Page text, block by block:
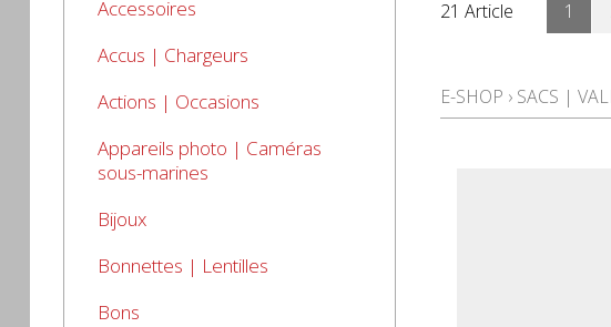
Accessoires
Accus | Chargeurs
Actions | Occasions
Appareils photo | Caméras
sous-marines
Bijoux
Bonnettes | Lentilles
Bons
21 Article 1
E-SHOP › SACS |